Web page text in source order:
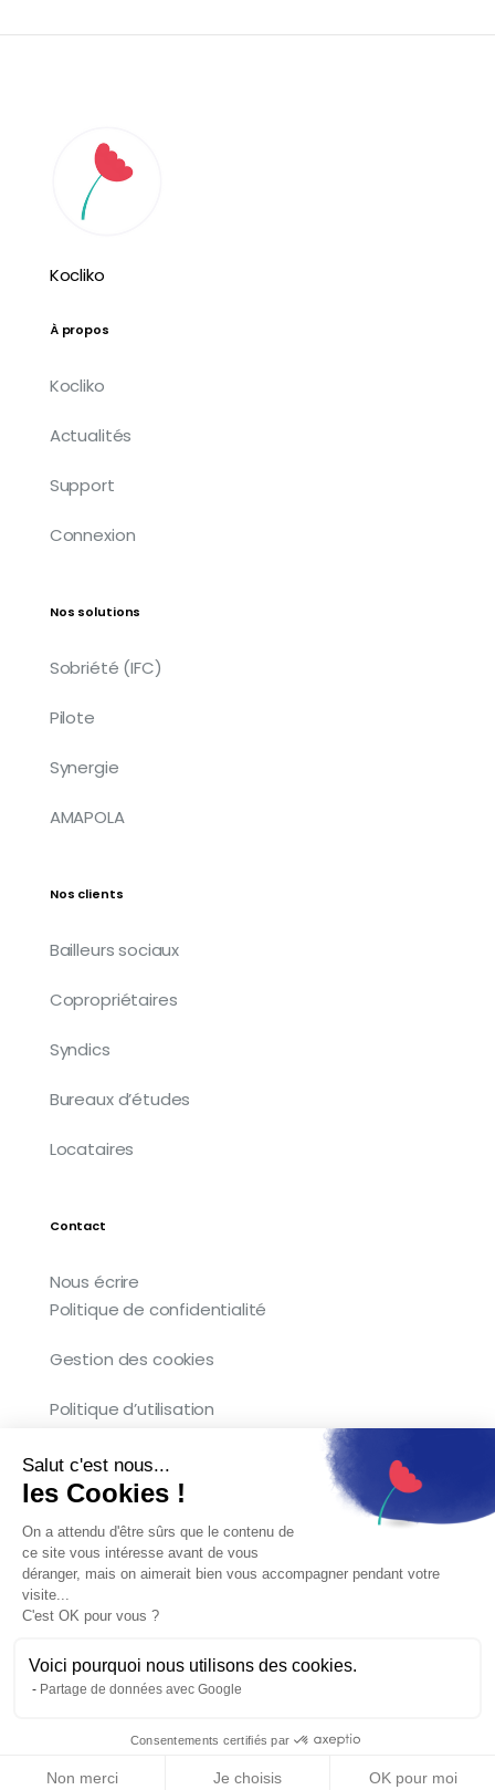
Salut c'est nous...
les Cookies !
On a attendu d'être sûrs que le contenu de
ce site vous intéresse avant de vous
déranger, mais on aimerait bien vous accompagner pendant votre
visite...
C'est OK pour vous ?
Voici pourquoi nous utilisons des cookies.
Partage de données avec Google
Consentements certifiés par
Non merci Je choisis OK pour moi
Kocliko
À propos
Kocliko
Actualités
Support
Connexion
Nos solutions
Sobriété (IFC)
Pilote
Synergie
AMAPOLA
Nos clients
Bailleurs sociaux
Copropriétaires
Syndics
Bureaux d’études
Locataires
Contact
Nous écrire
Politique de confidentialité
Gestion des cookies
Politique d’utilisation
Copyright © 2026 Kocliko. Tous droits
réservés.
Français